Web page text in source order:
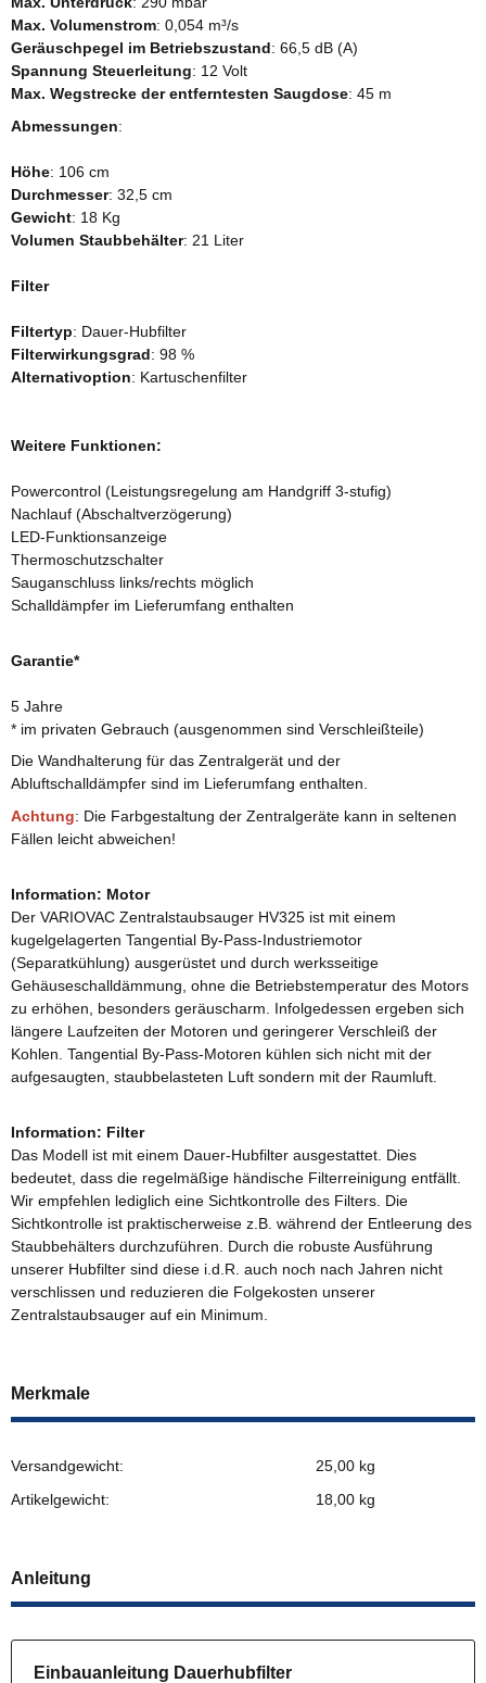
Max. Volumenstrom: 0,054 m³/s
Geräuschpegel im Betriebszustand: 66,5 dB (A)
Spannung Steuerleitung: 12 Volt
Max. Wegstrecke der entferntesten Saugdose: 45 m
Abmessungen:
Höhe: 106 cm
Durchmesser: 32,5 cm
Gewicht: 18 Kg
Volumen Staubbehälter: 21 Liter
Filter
Filtertyp: Dauer-Hubfilter
Filterwirkungsgrad: 98 %
Alternativoption: Kartuschenfilter
Weitere Funktionen:
Powercontrol (Leistungsregelung am Handgriff 3-stufig)
Nachlauf (Abschaltverzögerung)
LED-Funktionsanzeige
Thermoschutzschalter
Sauganschluss links/rechts möglich
Schalldämpfer im Lieferumfang enthalten
Garantie*
5 Jahre
* im privaten Gebrauch (ausgenommen sind Verschleißteile)
Die Wandhalterung für das Zentralgerät und der
Abluftschalldämpfer sind im Lieferumfang enthalten.
Achtung: Die Farbgestaltung der Zentralgeräte kann in seltenen
Fällen leicht abweichen!
Information: Motor
Der VARIOVAC Zentralstaubsauger HV325 ist mit einem
kugelgelagerten Tangential By-Pass-Industriemotor
(Separatkühlung) ausgerüstet und durch werksseitige
Gehäuseschalldämmung, ohne die Betriebstemperatur des Motors
zu erhöhen, besonders geräuscharm. Infolgedessen ergeben sich
längere Laufzeiten der Motoren und geringerer Verschleiß der
Kohlen. Tangential By-Pass-Motoren kühlen sich nicht mit der
aufgesaugten, staubbelasteten Luft sondern mit der Raumluft.
Information: Filter
Das Modell ist mit einem Dauer-Hubfilter ausgestattet. Dies
bedeutet, dass die regelmäßige händische Filterreinigung entfällt.
Wir empfehlen lediglich eine Sichtkontrolle des Filters. Die
Sichtkontrolle ist praktischerweise z.B. während der Entleerung des
Staubbehälters durchzuführen. Durch die robuste Ausführung
unserer Hubfilter sind diese i.d.R. auch noch nach Jahren nicht
verschlissen und reduzieren die Folgekosten unserer
Zentralstaubsauger auf ein Minimum.
Merkmale
Versandgewicht:
25,00 kg
Artikelgewicht:
18,00 kg
Anleitung
Einbauanleitung Dauerhubfilter